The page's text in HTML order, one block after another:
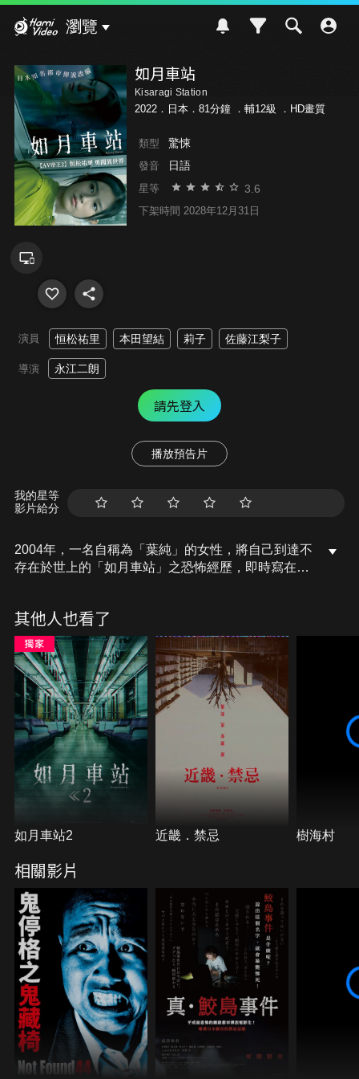
瀏覽
如月車站
Kisaragi Station
2022．日本．81分鐘 ． 輔12級 ．HD畫質
類型 驚悚
發音 日語
星等 3.6
下架時間 2028年12月31日
演員 恒松祐里 本田望結 莉子 佐藤江梨子
導演 永江二朗
請先登入
播放預告片
我的星等
影片給分
2004年，一名自稱為「葉純」的女性，將自己到達不
存在於世上的「如月車站」之恐怖經歷，即時寫在網
在大學主修民俗學的堤春奈（恒松祐里 飾），選擇
「如月車站」當作畢業論文的題材。她調查到寫下留
言的「葉純」真實身分是一位名為葉山純子的女性，
在調查的最後春奈終於成功聯絡上她…。
其他人也看了
如月車站2 近畿．禁忌 樹海村
相關影片